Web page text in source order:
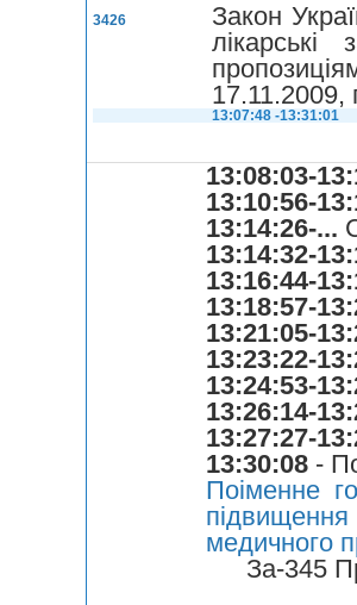
3426
Закон
17.11.2009,
13:07:48 -13:31:01
13:08:03-
13:10:56-
13:14:26-...
13:14:32-
13:16:44-
13:18:57-
13:21:05-
13:23:22-
13:24:53-
13:26:14-
13:27:27-
13:30:08 -
Поіменне
медичного
За-345